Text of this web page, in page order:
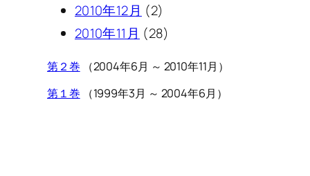
2010年12月 (2)
2010年11月 (28)
第２巻 （2004年6月 ～ 2010年11月）
第１巻 （1999年3月 ～ 2004年6月）